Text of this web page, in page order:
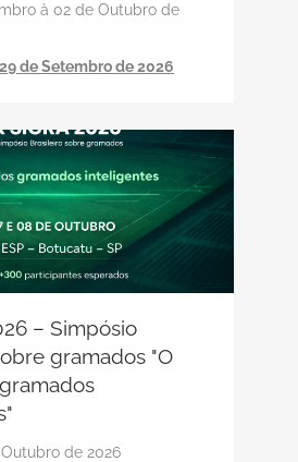
à 02 de Outubro de
29 de Setembro de 2026
– Simpósio
gramados "O
de 2026